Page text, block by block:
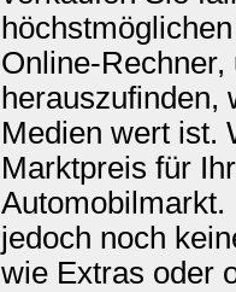
Online-
herauszufinden,
Medien wert ist.
Marktpreis für
jedoch noch
wie Extras oder